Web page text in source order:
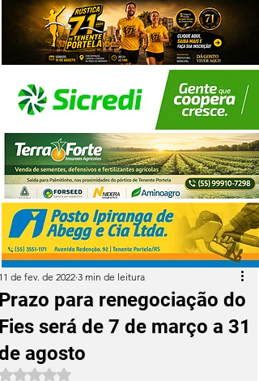
para renegociação do
será de 7 de março a 31
agosto
de fev. de 2022 3 min de leitura
Avaliado com NaN de 5 estrelas.